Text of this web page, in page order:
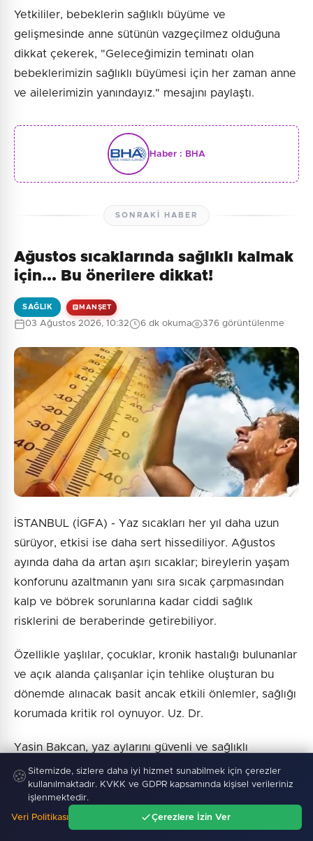
Yetkililer, bebeklerin sağlıklı büyüme ve
gelişmesinde anne sütünün vazgeçilmez olduğuna
dikkat çekerek, "Geleceğimizin teminatı olan
bebeklerimizin sağlıklı büyümesi için her zaman anne
ve ailelerimizin yanındayız." mesajını paylaştı.
Haber : BHA
SONRAKI HABER
Ağustos sıcaklarında sağlıklı kalmak
için... Bu önerilere dikkat!
SAĞLIK MANŞET
03 Ağustos 2026, 10:32 6 dk okuma 376 görüntülenme
İSTANBUL (İGFA) - Yaz sıcakları her yıl daha uzun
sürüyor, etkisi ise daha sert hissediliyor. Ağustos
ayında daha da artan aşırı sıcaklar; bireylerin yaşam
konforunu azaltmanın yanı sıra sıcak çarpmasından
kalp ve böbrek sorunlarına kadar ciddi sağlık
risklerini de beraberinde getirebiliyor.
Özellikle yaşlılar, çocuklar, kronik hastalığı bulunanlar
ve açık alanda çalışanlar için tehlike oluşturan bu
dönemde alınacak basit ancak etkili önlemler, sağlığı
korumada kritik rol oynuyor. Uz. Dr.
Yasin Bakcan, yaz aylarını güvenli ve sağlıklı
geçirmek için dikkat edilmesi gereken 10 önemli
öneriyi sıraladı. 1. GÜNÜN EN SICAK SAATLERİNDE
DIŞARI ÇIKMAYIN Yaz aylarında güneş ışınlarının en
dik açıyla geldiği 11.00-16.00 saatleri, sıcaklığın en
🍪 Sitemizde, sizlere daha iyi hizmet sunabilmek için çerezler
kullanılmaktadır. KVKK ve GDPR kapsamında kişisel verileriniz
işlenmektedir.
Veri Politikası Çerezlere İzin Ver
Gündem Ara Menü